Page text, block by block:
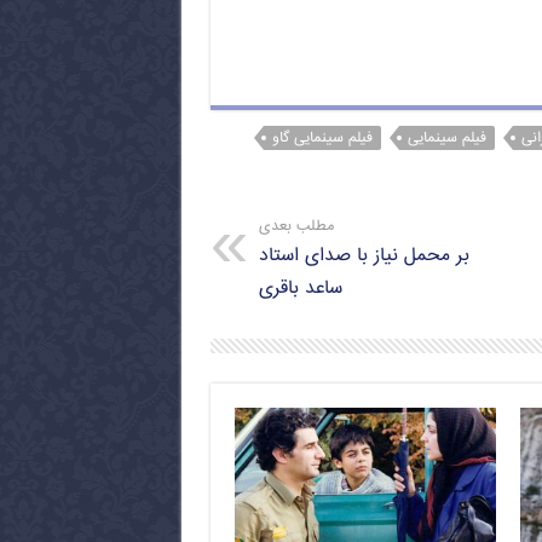
فیلم سینمایی
فیلم سینمایی گاو
مطلب بعدی
بر محمل نیاز با صدای استاد
ساعد باقری